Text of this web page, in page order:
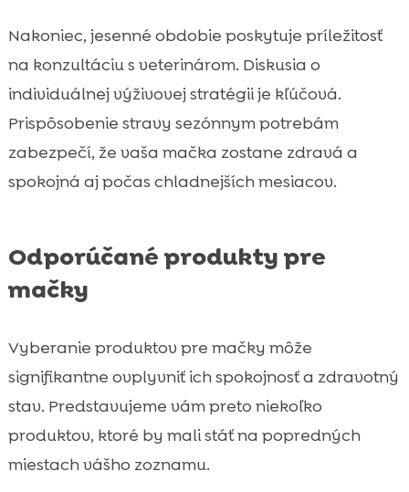
Nakoniec, jesenné obdobie poskytuje príležitosť
na konzultáciu s veterinárom. Diskusia o
individuálnej výživovej stratégii je kľúčová.
Prispôsobenie stravy sezónnym potrebám
zabezpečí, že vaša mačka zostane zdravá a
spokojná aj počas chladnejších mesiacov.
Odporúčané produkty pre
mačky
Vyberanie produktov pre mačky môže
signifikantne ovplyvniť ich spokojnosť a zdravotný
stav. Predstavujeme vám preto niekoľko
produktov, ktoré by mali stáť na popredných
miestach vášho zoznamu.